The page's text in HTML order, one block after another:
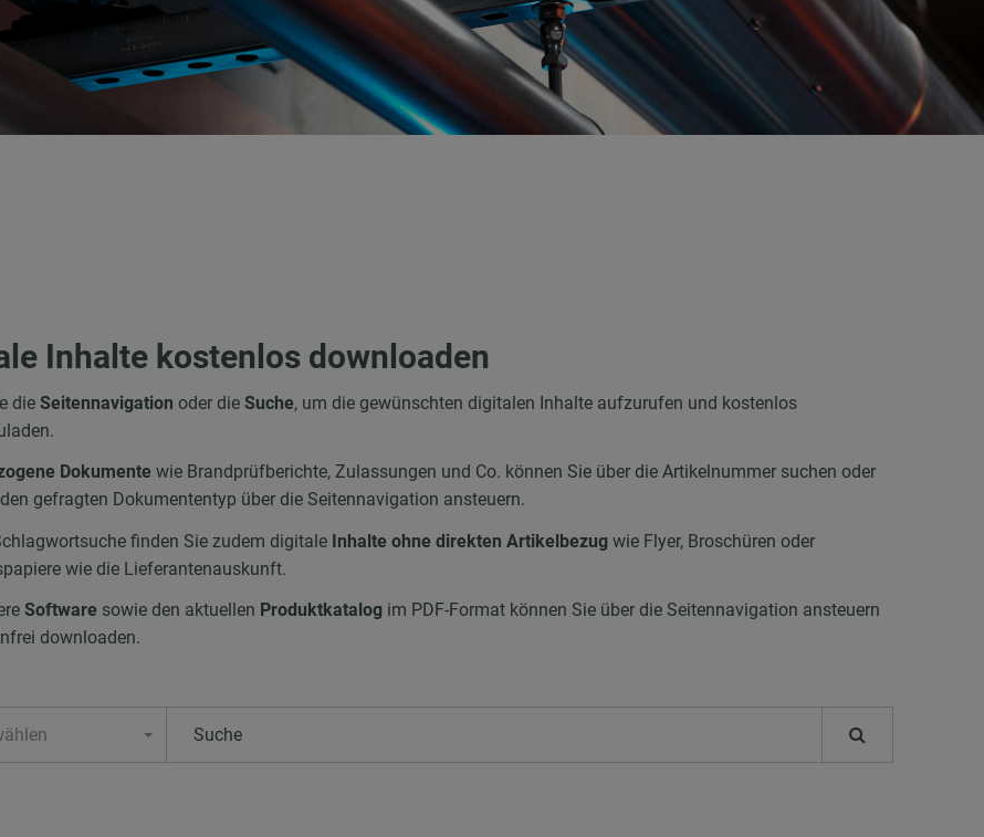
Inhalte kostenlos downloaden
die Seitennavigation oder die Suche, um die gewünschten digitalen Inhalte aufzurufen und kostenlos
Dokumente wie Brandprüfberichte, Zulassungen und Co. können Sie über die Artikelnummer suchen oder
gefragten Dokumententyp über die Seitennavigation ansteuern.
finden Sie zudem digitale Inhalte ohne direkten Artikelbezugwie Flyer, Broschüren oder
wie die Lieferantenauskunft.
Software sowie den aktuellen Produktkatalog im PDF-Format können Sie über die Seitennavigation ansteuern
downloaden.